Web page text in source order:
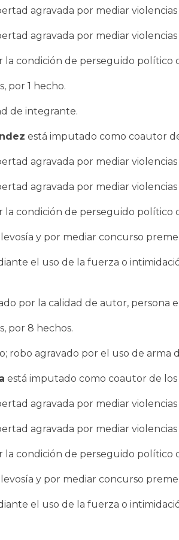
agravada por mediar
agravada por mediar
la condición de perseguido político
por 1 hecho.
de integrante.
está imputado como coautor
agravada por mediar violencias
agravada por mediar
la condición de perseguido político
y por mediar concurso
el uso de la fuerza o
por la calidad de autor, persona
por 8 hechos.
robo agravado por el uso de arma
está imputado como coautor de los
agravada por mediar
agravada por mediar
la condición de perseguido político
y por mediar concurso
el uso de la fuerza o